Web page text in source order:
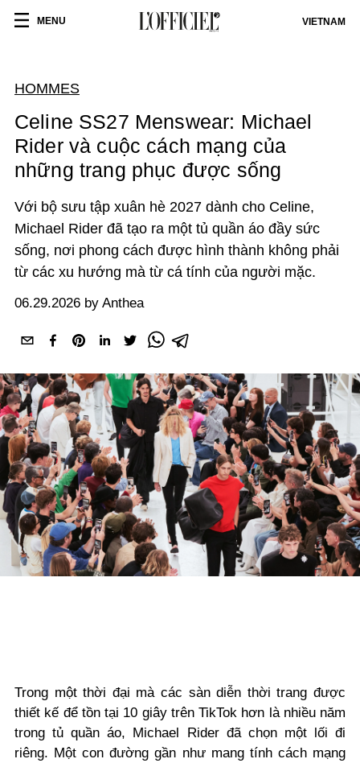
MENU VIETNAM
HOMMES
Celine SS27 Menswear: Michael
Rider và cuộc cách mạng của
những trang phục được sống
Với bộ sưu tập xuân hè 2027 dành cho Celine,
Michael Rider đã tạo ra một tủ quần áo đầy sức
sống, nơi phong cách được hình thành không phải
từ các xu hướng mà từ cá tính của người mặc.
06.29.2026 by Anthea
Trong một thời đại mà các sàn diễn thời trang được
thiết kế để tồn tại 10 giây trên TikTok hơn là nhiều năm
trong tủ quần áo, Michael Rider đã chọn một lối đi
riêng. Một con đường gần như mang tính cách mạng